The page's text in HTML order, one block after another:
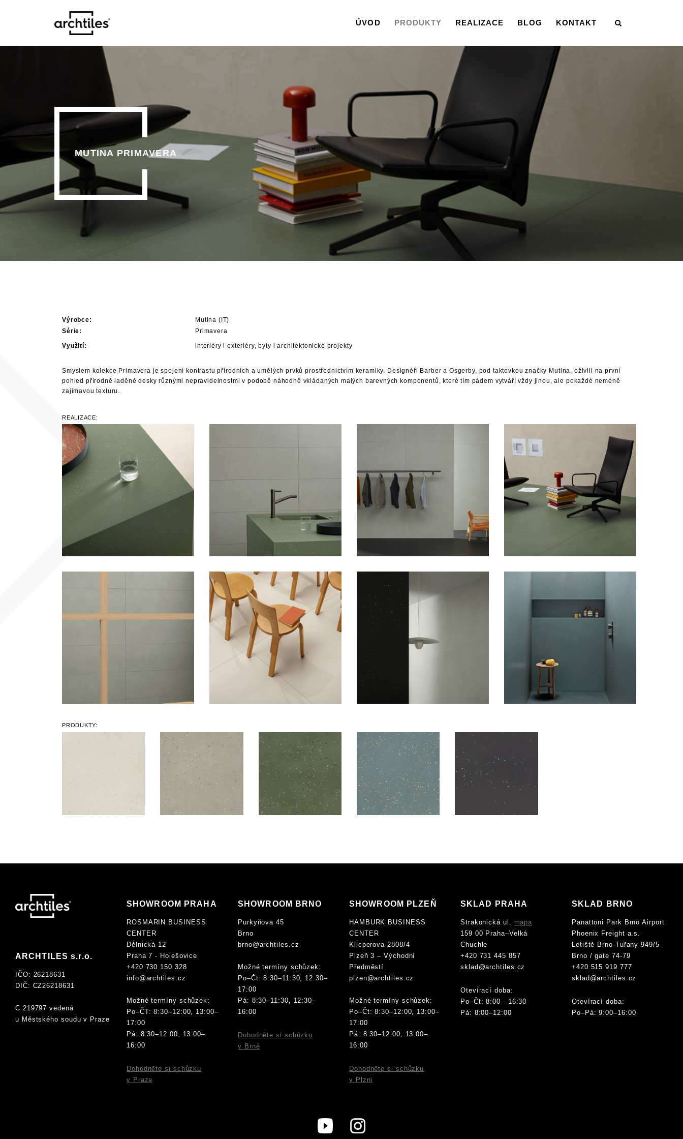
ÚVOD PRODUKTY REALIZACE BLOG KONTAKT
MUTINA PRIMAVERA
Výrobce:
Mutina (IT)
Série:
Primavera
Využití: interiéry i exteriéry, byty i architektonické projekty
Smyslem kolekce Primavera je spojení kontrastu přírodních a umělých prvků prostřednictvím keramiky. Designéři Barber a Osgerby, pod taktovkou značky Mutina, oživili na první
pohled přírodně laděné desky různými nepravidelnostmi v podobě náhodně vkládaných malých barevných komponentů, které tím pádem vytváří vždy jinou, ale pokaždé neméně
zajímavou texturu.
REALIZACE:
PRODUKTY:
ARCHTILES s.r.o.
IČO: 26218631
DIČ: CZ26218631
C 219797 vedená
u Městského soudu v Praze
SHOWROOM PRAHA
ROSMARIN BUSINESS
CENTER
Dělnická 12
Praha 7 - Holešovice
+420 730 150 328
info@archtiles.cz
Možné termíny schůzek:
Po–ČT: 8:30–12:00, 13:00–
17:00
Pá: 8:30–12:00, 13:00–
16:00
Dohodněte si schůzku
v Praze
SHOWROOM BRNO
Purkyňova 45
Brno
brno@archtiles.cz
Možné termíny schůzek:
Po–Čt: 8:30–11:30, 12:30–
17:00
Pá: 8:30–11:30, 12:30–
16:00
Dohodněte si schůzku
v Brně
SHOWROOM PLZEŇ
HAMBURK BUSINESS
CENTER
Klicperova 2808/4
Plzeň 3 – Východní
Předměstí
plzen@archtiles.cz
Možné termíny schůzek:
Po–Čt: 8:30–12:00, 13:00–
17:00
Pá: 8:30–12:00, 13:00–
16:00
Dohodněte si schůzku
v Plzni
SKLAD PRAHA
Strakonická ul. mapa
159 00 Praha–Velká
Chuchle
+420 731 445 857
sklad@archtiles.cz
Otevírací doba:
Po–Čt: 8:00 - 16:30
Pá: 8:00–12:00
SKLAD BRNO
Panattoni Park Brno Airport
Phoenix Freight a.s.
Letiště Brno-Tuřany 949/5
Brno / gate 74-79
+420 515 919 777
sklad@archtiles.cz
Otevírací doba:
Po–Pá: 9:00–16:00